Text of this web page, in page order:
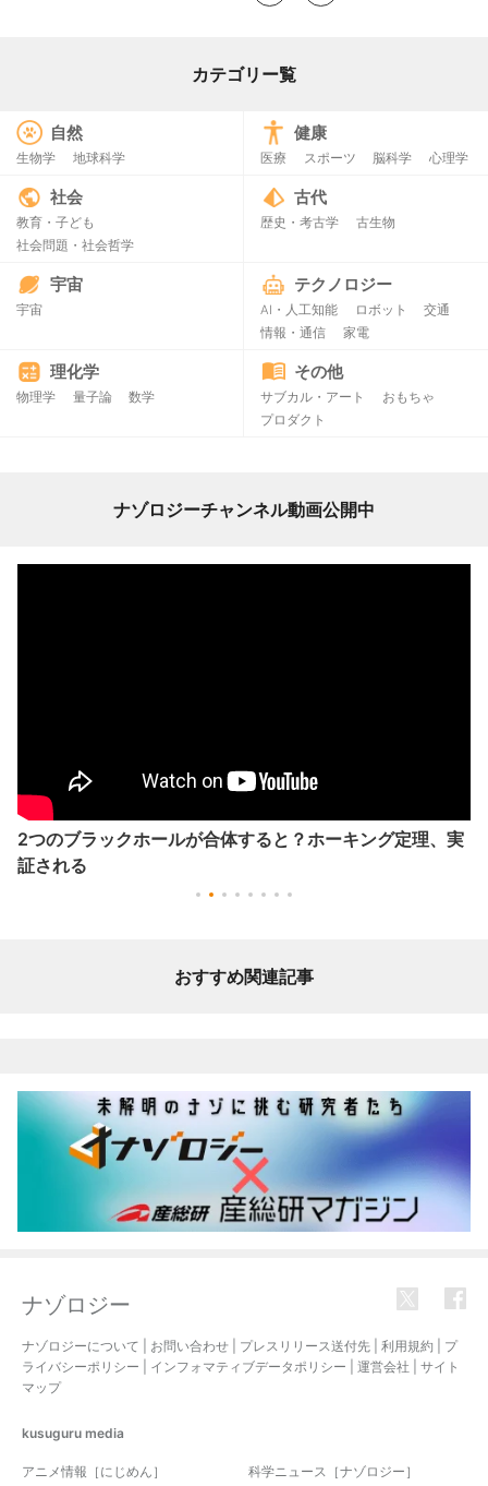
カテゴリー覧
自然
生物学 地球科学
健康
医療 スポーツ 脳科学 心理学
社会
教育・子ども
社会問題・社会哲学
古代
歴史・考古学 古生物
宇宙
宇宙
テクノロジー
AI・人工知能 ロボット
交通
情報・通信
家電
理化学
物理学 量子論 数学
その他
サブカル・アート
おもちゃ
プロダクト
ナゾロジーチャンネル動画公開中
2つのブラックホールが合体すると？ホーキング定理、実
証される
おすすめ関連記事
ナゾロジー
ナゾロジーについて お問い合わせ プレスリリース送付先 利用規約
プ
ライバシーポリシー
インフォマティブデータポリシー 運営会社
サイト
マップ
kusuguru media
アニメ情報［にじめん］ 科学ニュース［ナゾロジー］